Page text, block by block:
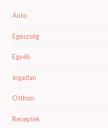
Auto
Egészség
Egyéb
Ingatlan
Otthon
Receptek